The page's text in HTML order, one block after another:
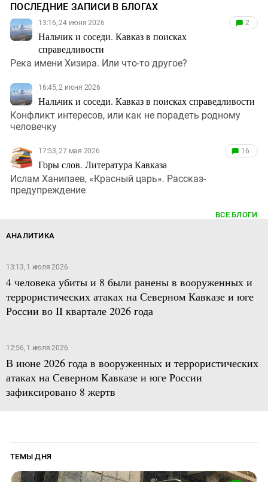
ПОСЛЕДНИЕ ЗАПИСИ В БЛОГАХ
13:16, 24 июня 2026
Нальчик и соседи. Кавказ в поисках
справедливости
2
Река имени Хизира. Или что-то другое?
16:45, 2 июня 2026
Нальчик и соседи. Кавказ в поисках справедливости
Конфликт интересов, или как не порадеть родному
человечку
17:53, 27 мая 2026
Горы слов. Литература Кавказа
16
Ислам Ханипаев, «Красный царь». Рассказ-
предупреждение
ВСЕ БЛОГИ
АНАЛИТИКА
13:13, 1 июля 2026
4 человека убиты и 8 были ранены в вооруженных и
террористических атаках на Северном Кавказе и юге
России во II квартале 2026 года
12:56, 1 июля 2026
В июне 2026 года в вооруженных и террористических
атаках на Северном Кавказе и юге России
зафиксировано 8 жертв
ТЕМЫ ДНЯ